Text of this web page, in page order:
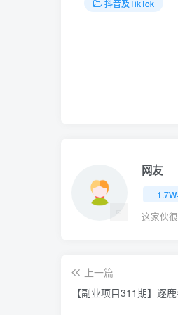
抖音及TikTok
网友
这家伙
上一篇
【副业项目311期】逐